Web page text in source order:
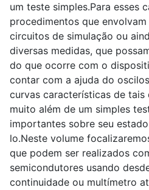
um teste simples.Para esses
procedimentos que
circuitos de simulação ou
diversas medidas, que
do que ocorre com o
contar com a ajuda do
curvas características de tais
muito além de um simples
importantes sobre seu
lo.Neste volume
que podem ser realizados
semicondutores usando
continuidade ou multímetro